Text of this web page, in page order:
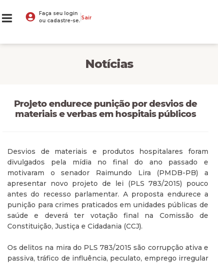
Faça seu login
ou cadastre-se. Sair
Notícias
Projeto endurece punição por desvios de
materiais e verbas em hospitais públicos
Desvios de materiais e produtos hospitalares foram
divulgados pela mídia no final do ano passado e
motivaram o senador Raimundo Lira (PMDB-PB) a
apresentar novo projeto de lei (PLS 783/2015) pouco
antes do recesso parlamentar. A proposta endurece a
punição para crimes praticados em unidades públicas de
saúde e deverá ter votação final na Comissão de
Constituição, Justiça e Cidadania (CCJ).
Os delitos na mira do PLS 783/2015 são corrupção ativa e
passiva, tráfico de influência, peculato, emprego irregular